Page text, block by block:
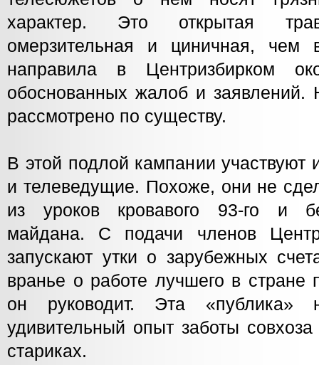
характер. Это открытая
омерзительная и циничная,
направила в Центризбирком
обоснованных жалоб и
рассмотрено по существу.
В этой подлой кампании
и телеведущие. Похоже, они не
из уроков кровавого 93-го и
майдана. С подачи членов
запускают утки о зарубежных
вранье о работе лучшего в стране
он руководит. Эта
удивительный опыт заботы
стариках.